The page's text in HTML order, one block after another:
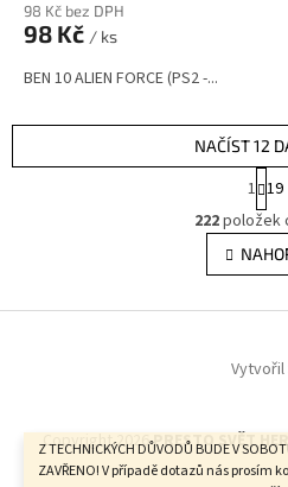
Z TECHNICKÝCH DŮVODŮ BUDE V
ZAVŘENO! V případě dotazů nás prosím
98 Kč bez DPH
98 Kč / ks
BEN 10 ALIEN FORCE (PS2 -...
O
v
l
á
í
v
k
y
NAČÍST 12
S
t
r
á
n
k
v
n
í
1 19
222položek
Copyright 2026PRESTO SVĚT